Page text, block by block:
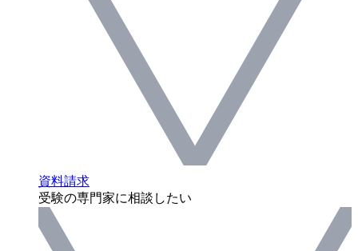
資料請求
受験の専門家に相談したい